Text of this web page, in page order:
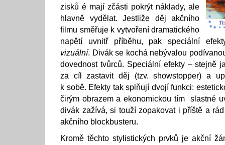
zisků é mají zčásti pokrýt náklady, ale
hlavně vydělat. Jestliže děj akčního
filmu směřuje k vytvoření dramatického
napětí uvnitř příběhu, pak speciální
vizuální. Divák se kochá nebývalou
dovednost tvůrců. Speciální efekty – stejně
za cíl zastavit děj (tzv. showstopper) a
k sobě. Efekty tak splňují dvojí funkci:
čirým obrazem a ekonomickou tím slastné
divák zažívá, si touží zopakovat i příště a
akčního blockbusteru.
Kromě těchto stylistických prvků je akční